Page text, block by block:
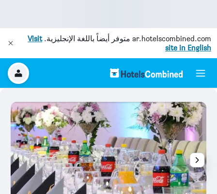
ar.hotelscombined.com متوفر أيضاً باللغة الإنجليزية.Visit
site in English